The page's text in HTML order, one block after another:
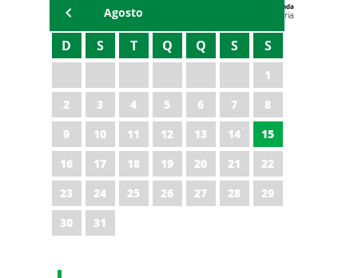
Agenda
Universitária
Agosto
D S T Q Q S S
1
2
3 4 5 6 7
8
9
10 11 12 13 14
15
16
17 18 19 20 21
22
23
24 25 26 27 28
29
30
31